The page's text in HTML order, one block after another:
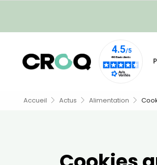
Accueil Actus Alimentation